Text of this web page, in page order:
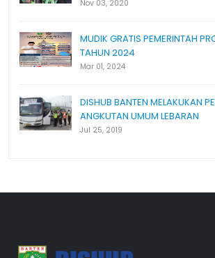
Nov 03, 2020
MUDIK GRATIS PEMERINTAH
TAHUN 2024
Mar 01, 2024
DISHUB BANTEN MELAKUKAN
ANGKUTAN UMUM LEBARAN
Jul 25, 2019